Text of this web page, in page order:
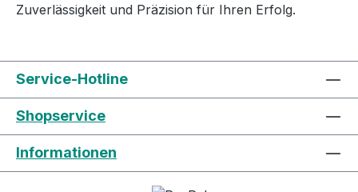
Zuverlässigkeit und Präzision für Ihren Erfolg.
Service-Hotline
Shopservice
Informationen